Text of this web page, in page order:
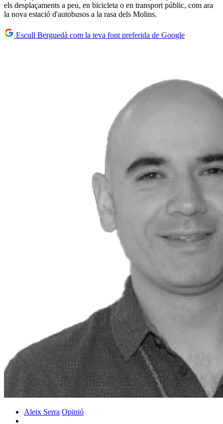
els desplaçaments a peu, en bicicleta o en transport públic, com ara
la nova estació d'autobusos a la rasa dels Molins.
Escull Berguedà com la teva font preferida de Google
Aleix Serra Opinió